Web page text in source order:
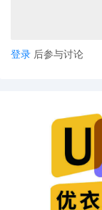
其中最有效的破
内容，能穿透平
传统的广告投放，
登录 后参与讨论